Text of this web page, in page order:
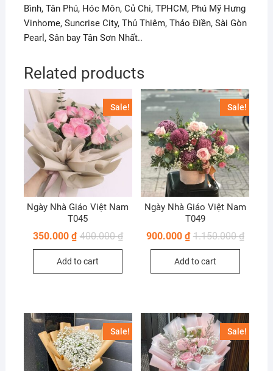
Bình, Tân Phú, Hóc Môn, Củ Chi, TPHCM, Phú Mỹ Hưng
Vinhome, Suncrise City, Thủ Thiêm, Thảo Điền, Sài Gòn
Pearl, Sân bay Tân Sơn Nhất..
Related products
Sale!
Ngày Nhà Giáo Việt Nam
T045
400.000₫
350.000 ₫
Add to cart
Sale!
Ngày Nhà Giáo Việt Nam
T049
1.150.000₫
900.000 ₫
Add to cart
Sale! Sale!